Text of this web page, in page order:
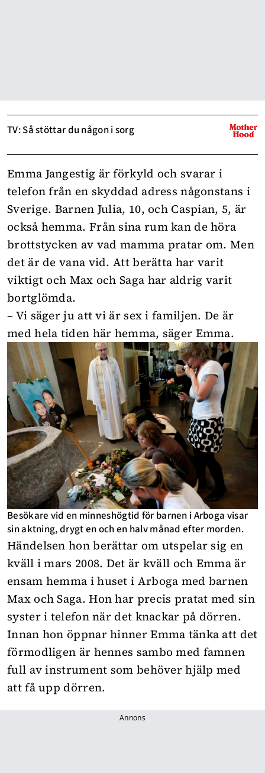
TV: Så stöttar du någon i sorg
Emma Jangestig är förkyld och svarar i
telefon från en skyddad adress någonstans i
Sverige. Barnen Julia, 10, och Caspian, 5, är
också hemma. Från sina rum kan de höra
brottstycken av vad mamma pratar om. Men
det är de vana vid. Att berätta har varit
viktigt och Max och Saga har aldrig varit
bortglömda.
– Vi säger ju att vi är sex i familjen. De är
med hela tiden här hemma, säger Emma.
Besökare vid en minneshögtid för barnen i Arboga visar
sin aktning, drygt en och en halv månad efter morden.
Händelsen hon berättar om utspelar sig en
kväll i mars 2008. Det är kväll och Emma är
ensam hemma i huset i Arboga med barnen
Max och Saga. Hon har precis pratat med sin
syster i telefon när det knackar på dörren.
Innan hon öppnar hinner Emma tänka att det
förmodligen är hennes sambo med famnen
full av instrument som behöver hjälp med
att få upp dörren.
Annons